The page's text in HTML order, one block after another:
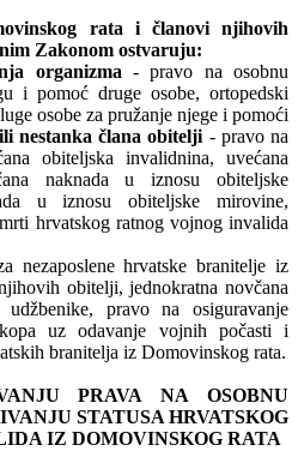
rata i članovi njihovih
Zakonom ostvaruju:
organizma - pravo na osobnu
i pomoć druge osobe, ortopedski
osobe za pružanje njege i pomoći
nestanka člana obitelji - pravo na
obiteljska invalidnina, uvećana
naknada u iznosu obiteljske
u iznosu obiteljske mirovine,
hrvatskog ratnog vojnog invalida
nezaposlene hrvatske branitelje iz
obitelji, jednokratna novčana
pravo na osiguravanje
uz odavanje vojnih počasti i
branitelja iz Domovinskog rata.
PRAVA NA OSOBNU
STATUSA HRVATSKOG
IZ DOMOVINSKOG RATA